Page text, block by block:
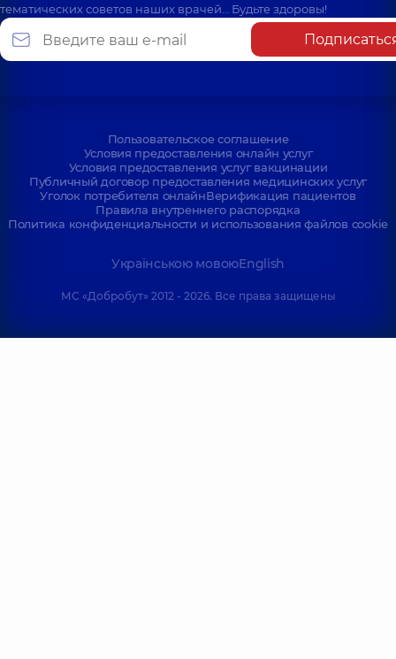
тематических советов наших врачей… Будьте здоровы!
Пользовательское соглашение
Условия предоставления онлайн услуг
Условия предоставления услуг вакцинации
Публичный договор предоставления медицинских услуг
Уголок потребителя онлайнВерификация пациентов
Правила внутреннего распорядка
Политика конфиденциальности и использования файлов cookie
Українською мовоюEnglish
МС «Добробут» 2012 - 2026. Все права защищены